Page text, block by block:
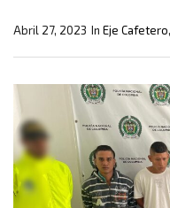
In Eje Cafetero,
Abril 27, 2023